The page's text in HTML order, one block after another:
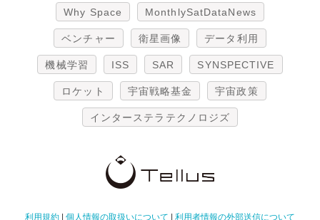
Why Space MonthlySatDataNews
ベンチャー 衛星画像 データ利用
機械学習 ISS SAR SYNSPECTIVE
ロケット 宇宙戦略基金 宇宙政策
インターステラテクノロジズ
利用規約 個人情報の取扱いについて 利用者情報の外部送信について